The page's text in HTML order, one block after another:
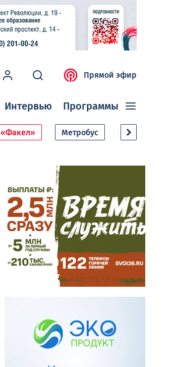
Прямой эфир
Интервью Программы
«Факел» Метробус Дачный